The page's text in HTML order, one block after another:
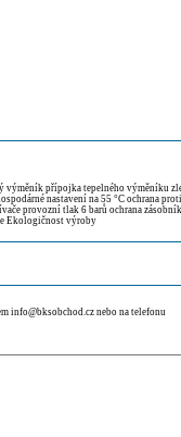
přípojka tepelného výměníku
nastavení na 55 °C ochrana
provozní tlak 6 barů ochrana
Ekologičnost výroby
info@bksobchod.cz nebo na telefonu